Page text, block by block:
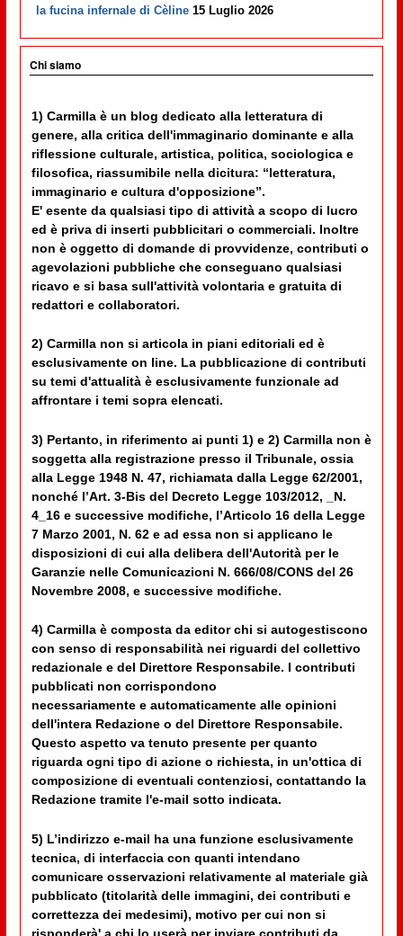
la fucina infernale di Cèline 15 Luglio 2026
Chi siamo
1) Carmilla è un blog dedicato alla letteratura di
genere, alla critica dell'immaginario dominante e alla
riflessione culturale, artistica, politica, sociologica e
filosofica, riassumibile nella dicitura: “letteratura,
immaginario e cultura d'opposizione”.
E' esente da qualsiasi tipo di attività a scopo di lucro
ed è priva di inserti pubblicitari o commerciali. Inoltre
non è oggetto di domande di provvidenze, contributi o
agevolazioni pubbliche che conseguano qualsiasi
ricavo e si basa sull'attività volontaria e gratuita di
redattori e collaboratori.
2) Carmilla non si articola in piani editoriali ed è
esclusivamente on line. La pubblicazione di contributi
su temi d'attualità è esclusivamente funzionale ad
affrontare i temi sopra elencati.
3) Pertanto, in riferimento ai punti 1) e 2) Carmilla non è
soggetta alla registrazione presso il Tribunale, ossia
alla Legge 1948 N. 47, richiamata dalla Legge 62/2001,
nonché l’Art. 3-Bis del Decreto Legge 103/2012, _N.
4_16 e successive modifiche, l’Articolo 16 della Legge
7 Marzo 2001, N. 62 e ad essa non si applicano le
disposizioni di cui alla delibera dell'Autorità per le
Garanzie nelle Comunicazioni N. 666/08/CONS del 26
Novembre 2008, e successive modifiche.
4) Carmilla è composta da editor chi si autogestiscono
con senso di responsabilità nei riguardi del collettivo
redazionale e del Direttore Responsabile. I contributi
pubblicati non corrispondono
necessariamente e automaticamente alle opinioni
dell'intera Redazione o del Direttore Responsabile.
Questo aspetto va tenuto presente per quanto
riguarda ogni tipo di azione o richiesta, in un'ottica di
composizione di eventuali contenziosi, contattando la
Redazione tramite l'e-mail sotto indicata.
5) L’indirizzo e-mail ha una funzione esclusivamente
tecnica, di interfaccia con quanti intendano
comunicare osservazioni relativamente al materiale già
pubblicato (titolarità delle immagini, dei contributi e
correttezza dei medesimi), motivo per cui non si
risponderà' a chi lo userà per inviare contributi da